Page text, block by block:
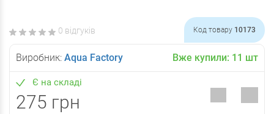
0 відгуків Код товару 10173
Виробник: Aqua Factory Вже купили: 11 шт
Є на складі
275 грн